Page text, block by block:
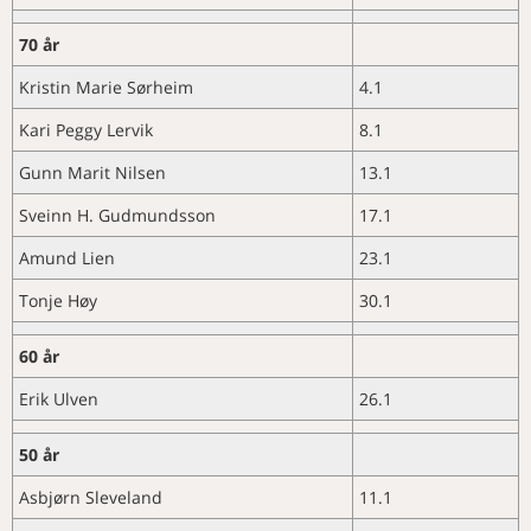
– Takk til alle som har bidratt i
pilotfasen
Pilotperioden til
mentorprosjektet er fullført
Elghunden Bonzo
Veterinærdagene 2026 på
Hamar!
NAVN
Merkedager i desember
Merkedager i januar
Nye medlemmer
KURS OG MØTER
Aktivitetskalender
70 år
Kristin Marie Sørheim
4.1
Kari Peggy Lervik
8.1
Gunn Marit Nilsen
13.1
Sveinn H. Gudmundsson
17.1
Amund Lien
23.1
Tonje Høy
30.1
60 år
Erik Ulven
26.1
50 år
Asbjørn Sleveland
11.1